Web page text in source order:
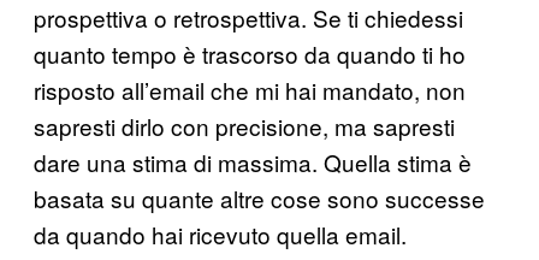
prospettiva o retrospettiva. Se ti chiedessi
quanto tempo è trascorso da quando ti ho
risposto all’email che mi hai mandato, non
sapresti dirlo con precisione, ma sapresti
dare una stima di massima. Quella stima è
basata su quante altre cose sono successe
da quando hai ricevuto quella email.